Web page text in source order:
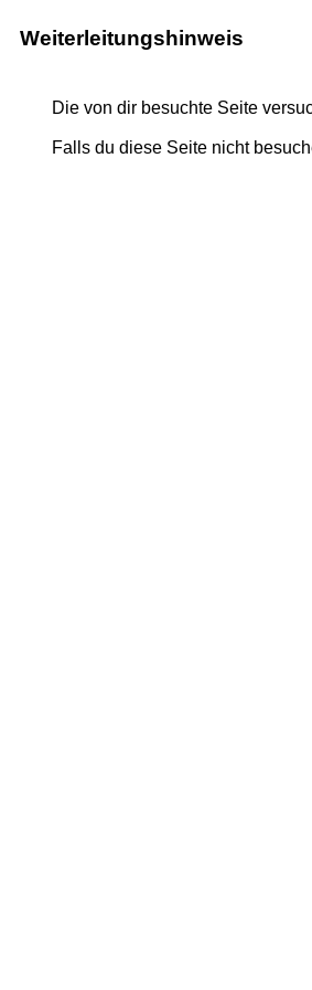
Weiterleitungshinweis
Die von dir besuchte Seite
Falls du diese Seite nicht